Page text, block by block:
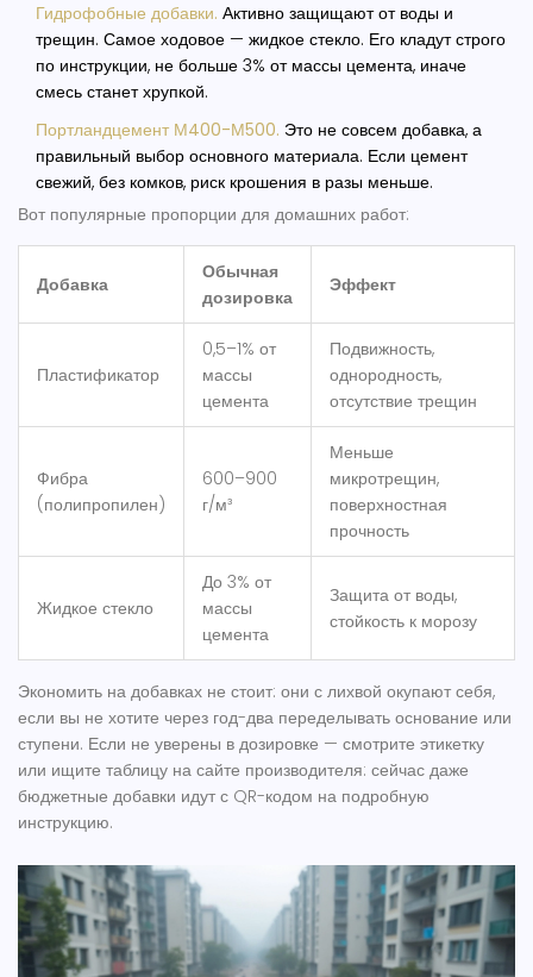
Гидрофобные добавки. Активно защищают от воды и
трещин. Самое ходовое — жидкое стекло. Его кладут строго
по инструкции, не больше 3% от массы цемента, иначе
смесь станет хрупкой.
Портландцемент М400-М500. Это не совсем добавка, а
правильный выбор основного материала. Если цемент
свежий, без комков, риск крошения в разы меньше.
Вот популярные пропорции для домашних работ:
Добавка
Обычная
дозировка
Эффект
Пластификатор
0,5–1% от
массы
цемента
Подвижность,
однородность,
отсутствие трещин
Фибра
(полипропилен)
600–900
г/м³
Меньше
микротрещин,
поверхностная
прочность
Жидкое стекло
До 3% от
массы
цемента
Защита от воды,
стойкость к морозу
Экономить на добавках не стоит: они с лихвой окупают себя,
если вы не хотите через год-два переделывать основание или
ступени. Если не уверены в дозировке — смотрите этикетку
или ищите таблицу на сайте производителя: сейчас даже
бюджетные добавки идут с QR-кодом на подробную
инструкцию.